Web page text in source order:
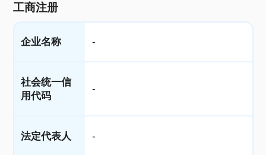
工商注册
企业名称 -
社会统一信
用代码
-
法定代表人 -